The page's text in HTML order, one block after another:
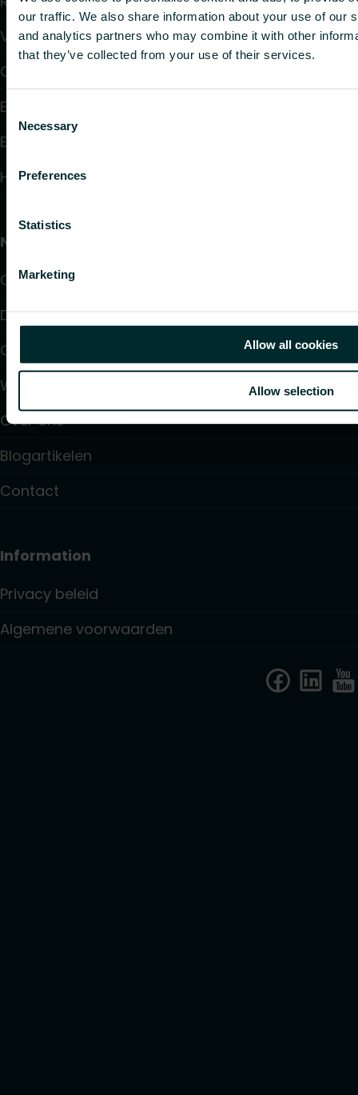
our traffic. We also share information about your use of our
and analytics partners who may combine it with other
that they’ve collected from your use of their services.
Consent
Selection
Necessary
Preferences
Statistics
Marketing
Allow all cookies
Allow selection
Vloerverwarming en -koeling
Convectoren
Elektrische verwarming
Elektronische regelingen
Hydraulische regelingen
Nuttige links
Oplossingen
Downloads
Ondersteuning
Waar te Kopen
Over ons
Blogartikelen
Contact
Information
Privacy beleid
Algemene voorwaarden